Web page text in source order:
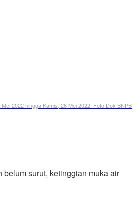
2022 hingga Kamis, 26 Mei 2022. Foto Dok BNPB
surut, ketinggian muka air